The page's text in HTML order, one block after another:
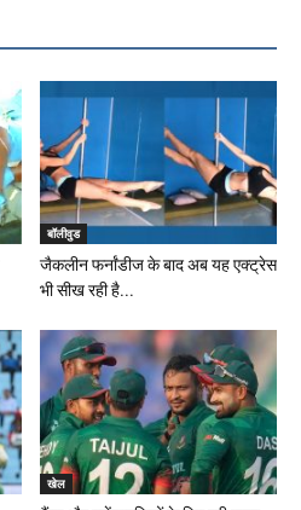
बॉलीवुड
जैकलीन फर्नांडीज के बाद अब यह एक्ट्रेस
भी सीख रही है...
खेल